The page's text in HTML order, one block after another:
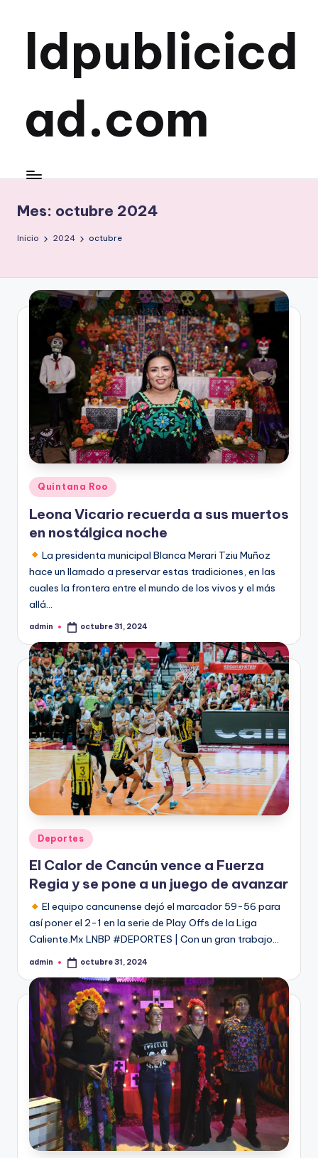
Saltar
contenidoldpublicicd
ad.com
Mes: octubre 2024
Inicio 2024 octubre
Publicado
en
Quintana Roo
Leona Vicario recuerda a sus muertos
en nostálgica noche
La presidenta municipal Blanca Merari Tziu Muñoz
hace un llamado a preservar estas tradiciones, en las
cuales la frontera entre el mundo de los vivos y el más
allá…
Publicado
admin octubre 31, 2024
Publicado
en
Deportes
El Calor de Cancún vence a Fuerza
Regia y se pone a un juego de avanzar
El equipo cancunense dejó el marcador 59-56 para
así poner el 2-1 en la serie de Play Offs de la Liga
Caliente.Mx LNBP #DEPORTES | Con un gran trabajo…
Publicado
admin octubre 31, 2024